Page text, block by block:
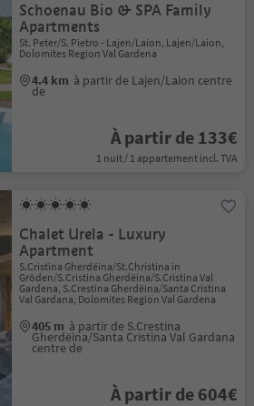
Schoenau Bio & SPA Family
Apartments
St. Peter/S. Pietro - Lajen/Laion, Lajen/Laion,
Dolomites Region Val Gardena
4.4 km à partir de Lajen/Laion centre
de
À partir de 133€
1 nuit / 1 appartement incl. TVA
Chalet Urela - Luxury
Apartment
S.Cristina Gherdëina/St.Christina in
Gröden/S.Cristina Gherdëina/S.Cristina Val
Gardena, S.Crestina Gherdëina/Santa Cristina
Val Gardana, Dolomites Region Val Gardena
405 m à partir de S.Crestina
Gherdëina/Santa Cristina Val Gardana
centre de
À partir de 604€